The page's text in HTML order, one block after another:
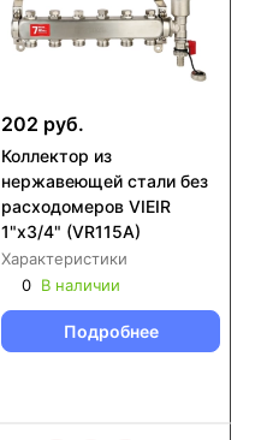
202 руб.
Коллектор из
нержавеющей стали без
расходомеров VIEIR
1"x3/4" (VR115A)
Характеристики
0 В наличии
Подробнее